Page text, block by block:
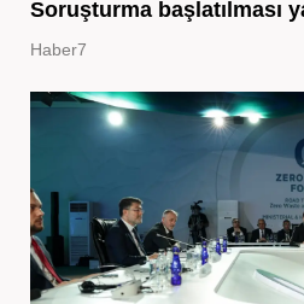
Soruşturma başlatılması
Haber7